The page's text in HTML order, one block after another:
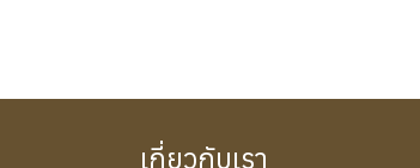
เกี่ยวกับเรา